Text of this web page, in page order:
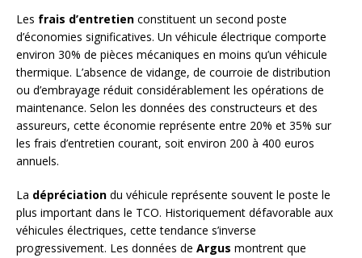
Les frais d’entretien constituent un second poste
d’économies significatives. Un véhicule électrique comporte
environ 30% de pièces mécaniques en moins qu’un véhicule
thermique. L’absence de vidange, de courroie de distribution
ou d’embrayage réduit considérablement les opérations de
maintenance. Selon les données des constructeurs et des
assureurs, cette économie représente entre 20% et 35% sur
les frais d’entretien courant, soit environ 200 à 400 euros
annuels.
La dépréciation du véhicule représente souvent le poste le
plus important dans le TCO. Historiquement défavorable aux
véhicules électriques, cette tendance s’inverse
progressivement. Les données de Argus montrent que